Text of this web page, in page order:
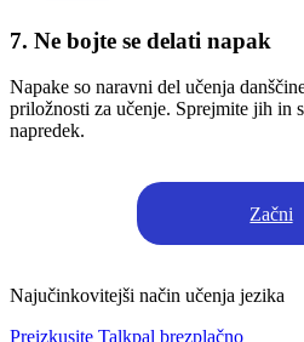
7. Ne bojte se delati napak
Napake so naravni del učenja
priložnosti za učenje. Sprejmite jih in
napredek.
Začni
Najučinkovitejši način učenja jezika
Preizkusite Talkpal brezplačno